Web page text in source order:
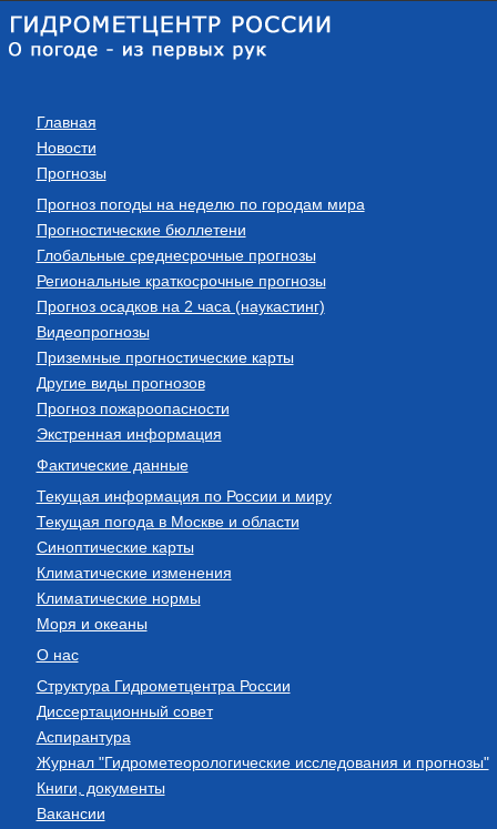
Главная
Новости
Прогнозы
Прогноз погоды на неделю по городам мира
Прогностические бюллетени
Глобальные среднесрочные прогнозы
Региональные краткосрочные прогнозы
Прогноз осадков на 2 часа (наукастинг)
Видеопрогнозы
Приземные прогностические карты
Другие виды прогнозов
Прогноз пожароопасности
Экстренная информация
Фактические данные
Текущая информация по России и миру
Текущая погода в Москве и области
Синоптические карты
Климатические изменения
Климатические нормы
Моря и океаны
О нас
Структура Гидрометцентра России
Диссертационный совет
Аспирантура
Журнал "Гидрометеорологические исследования и прогнозы"
Книги, документы
Вакансии